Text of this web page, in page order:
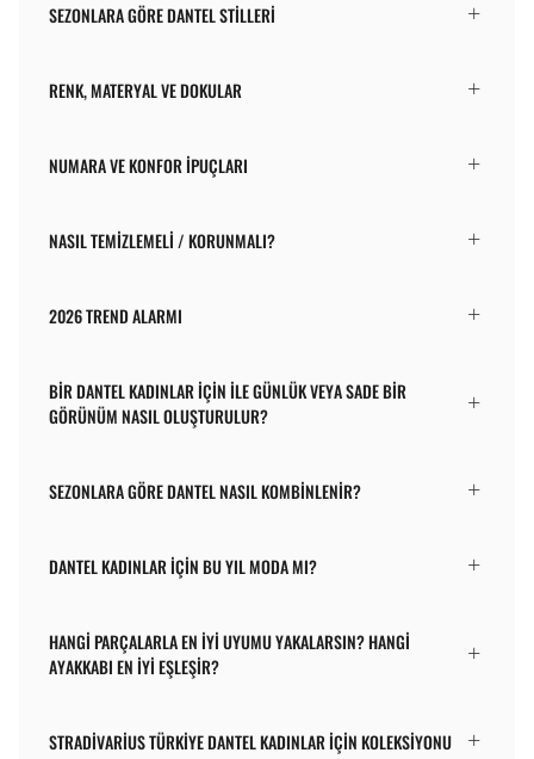
SEZONLARA GÖRE DANTEL STILLERI
RENK, MATERYAL VE DOKULAR
NUMARA VE KONFOR İPUÇLARI
NASIL TEMIZLEMELI / KORUNMALI?
2026 TREND ALARMI
BIR DANTEL KADINLAR İÇIN ILE GÜNLÜK VEYA SADE BIR
GÖRÜNÜM NASIL OLUŞTURULUR?
SEZONLARA GÖRE DANTEL NASIL KOMBINLENIR?
DANTEL KADINLAR İÇIN BU YIL MODA MI?
HANGI PARÇALARLA EN IYI UYUMU YAKALARSIN? HANGI
AYAKKABI EN IYI EŞLEŞIR?
STRADIVARIUS TÜRKIYE DANTEL KADINLAR İÇIN KOLEKSIYONU